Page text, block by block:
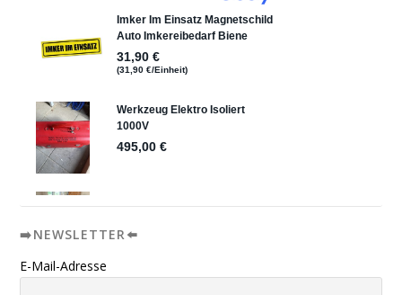
➡️NEWSLETTER⬅️
E-Mail-Adresse